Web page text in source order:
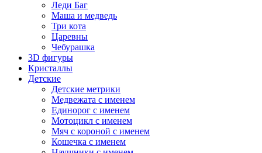
Леди Баг
Маша и медведь
Три кота
Царевны
Чебурашка
3D фигуры
Кристаллы
Детские
Детские метрики
Медвежата с именем
Единорог с именем
Мотоцикл с именем
Мяч с короной с именем
Кошечка с именем